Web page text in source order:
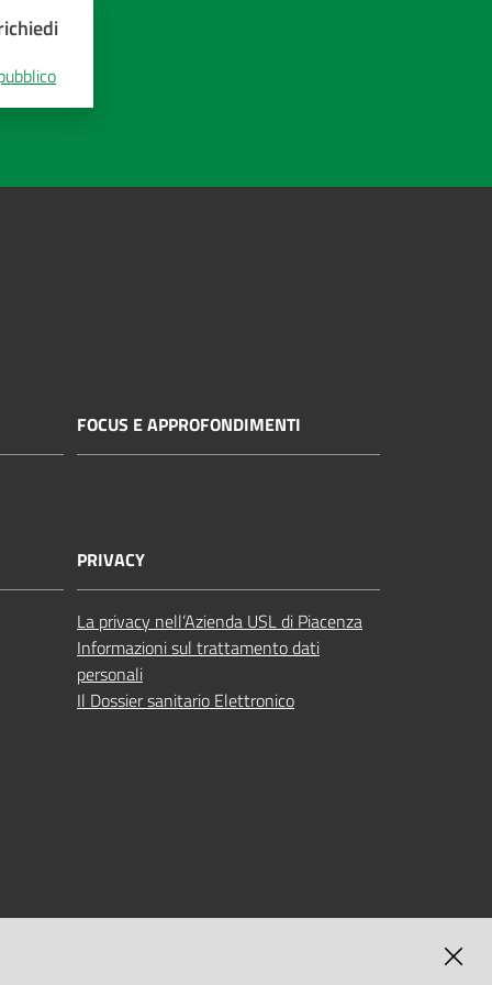
FOCUS E APPROFONDIMENTI
PRIVACY
La privacy nell’Azienda USL di Piacenza
Informazioni sul trattamento dati
personali
Il Dossier sanitario Elettronico